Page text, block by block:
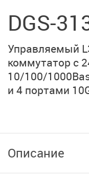
DGS-
Управляемый
коммутатор с
10/100/
и 4 портами
Описание